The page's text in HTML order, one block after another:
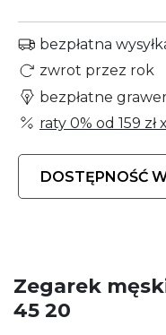
bezpłatna
zwrot przez rok
bezpłatne
raty 0% od 159 zł
DOSTĘPNOŚĆ
Zegarek
45 20